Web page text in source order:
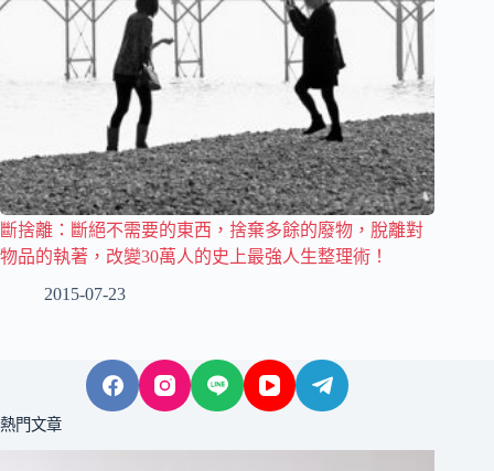
斷捨離：斷絕不需要的東西，捨棄多餘的廢物，脫離對
物品的執著，改變30萬人的史上最強人生整理術！
2015-07-23
熱門文章